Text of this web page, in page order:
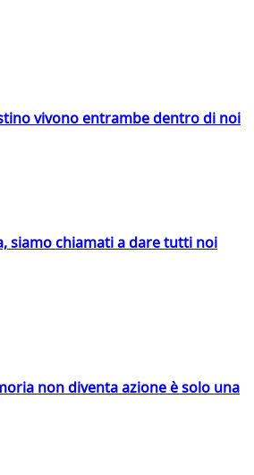
vivono entrambe dentro di noi
siamo chiamati a dare tutti noi
non diventa azione è solo una